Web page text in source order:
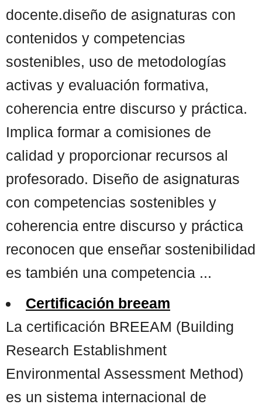
docente.diseño de asignaturas con
contenidos y competencias
sostenibles, uso de metodologías
activas y evaluación formativa,
coherencia entre discurso y práctica.
Implica formar a comisiones de
calidad y proporcionar recursos al
profesorado. Diseño de asignaturas
con competencias sostenibles y
coherencia entre discurso y práctica
reconocen que enseñar sostenibilidad
es también una competencia ...
Certificación breeam
La certificación BREEAM (Building
Research Establishment
Environmental Assessment Method)
es un sistema internacional de